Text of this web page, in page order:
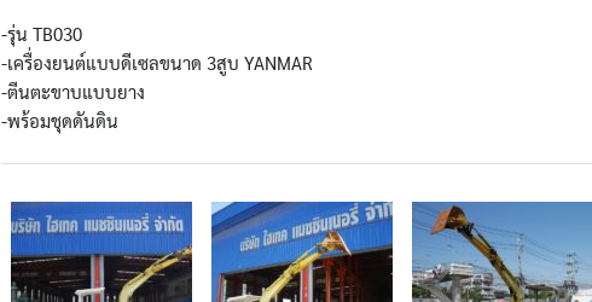
-รุ่น TB030
-เครื่องยนต์แบบดีเซลขนาด 3สูบ YANMAR
-ตีนตะขาบแบบยาง
-พร้อมชุดดันดิน